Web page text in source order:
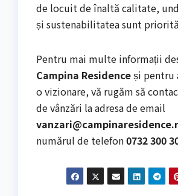
de locuit de înaltă calitate,
și sustenabilitatea sunt
Pentru mai multe informații
Campina Residenceși pentru
o vizionare, vă rugăm să
de vânzări la adresa de email
numărul de telefon0732 300